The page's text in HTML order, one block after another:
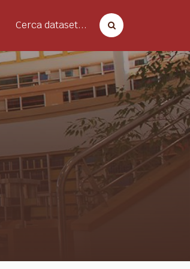
Cerca dataset...